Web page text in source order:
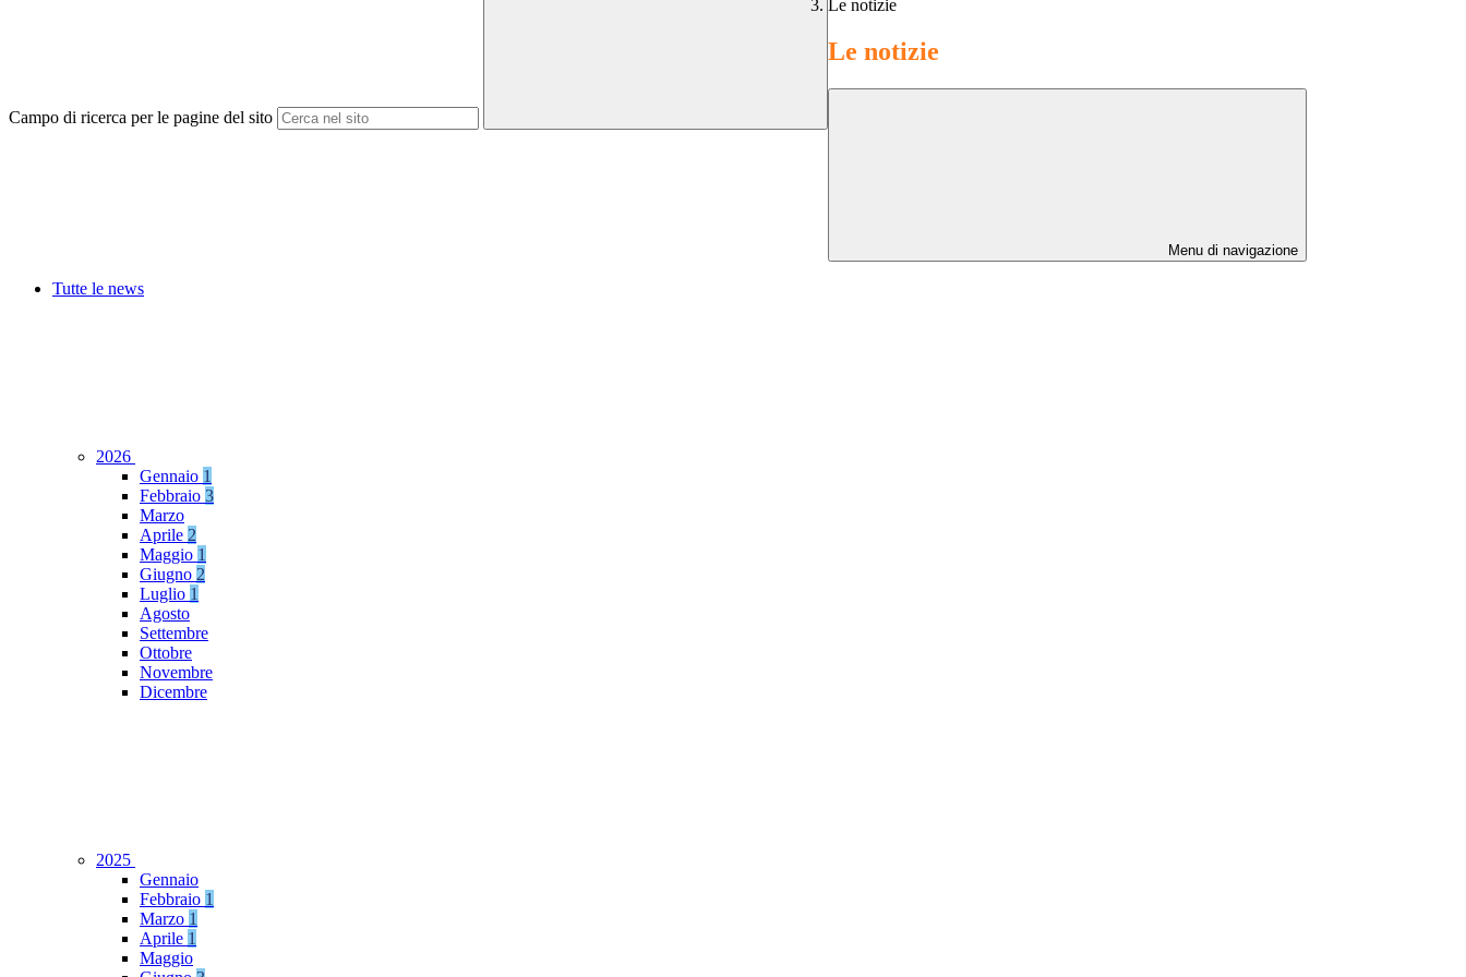
Campo di ricerca per le pagine del sito
Le notizie
Le notizie
Menu di navigazione
Tutte le news
2026
Gennaio 1
Febbraio 3
Marzo
Aprile 2
Maggio 1
Giugno 2
Luglio 1
Agosto
Settembre
Ottobre
Novembre
Dicembre
2025
Gennaio
Febbraio 1
Marzo 1
Aprile 1
Maggio